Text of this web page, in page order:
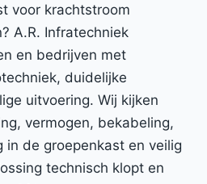
voor krachtstroom
A.R. Infratechniek
en bedrijven met
duidelijke
uitvoering. Wij kijken
vermogen, bekabeling,
in de groepenkast en veilig
technisch klopt en